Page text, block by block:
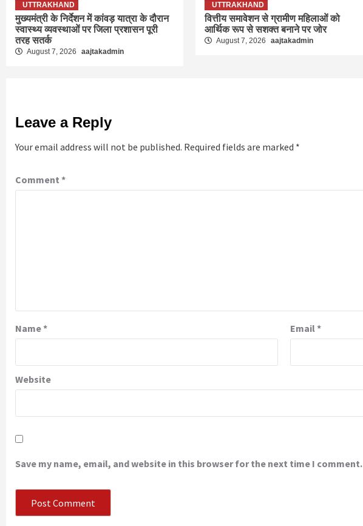
UTTRAKHAND
मुख्यमंत्री के निर्देशन में कांवड़ यात्रा के दौरान
स्वास्थ्य व्यवस्थाओं पर जिला प्रशासन पूरी
तरह सतर्क
August 7, 2026 aajtakadmin
UTTRAKHAND
वित्तीय समावेशन से ग्रामीण महिलाओं को
आर्थिक रूप से सशक्त बनाने पर जोर
August 7, 2026 aajtakadmin
Leave a Reply
Your email address will not be published. Required fields are marked *
Comment *
Name* Email*
Website
Save my name, email, and website in this browser for the next time I comment.